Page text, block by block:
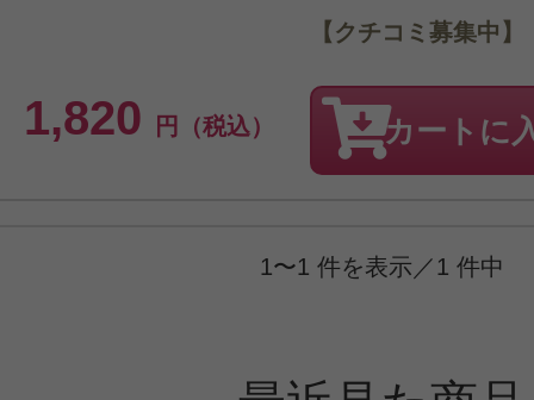
1,820 円（税込）
【クチコミ募集中】
カートに
1〜1 件を表示／1 件中